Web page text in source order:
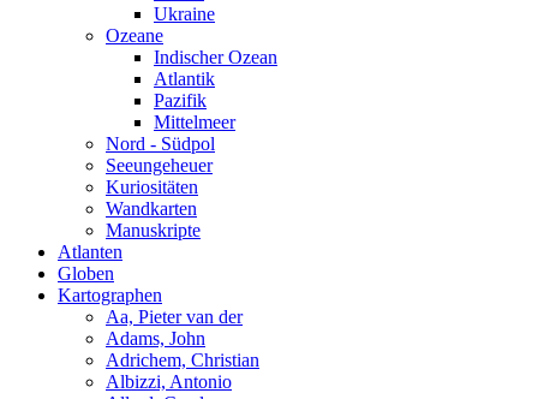
Ukraine
Ozeane
Indischer Ozean
Atlantik
Pazifik
Mittelmeer
Nord - Südpol
Seeungeheuer
Kuriositäten
Wandkarten
Manuskripte
Atlanten
Globen
Kartographen
Aa, Pieter van der
Adams, John
Adrichem, Christian
Albizzi, Antonio